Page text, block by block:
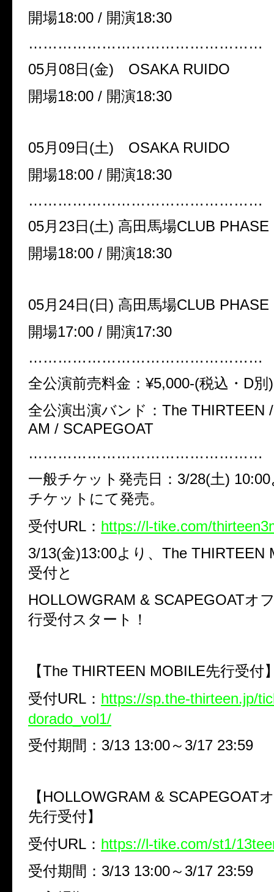
開場18:00 / 開演18:30
…………………………………………
05月08日(金) OSAKA RUIDO
開場18:00 / 開演18:30
05月09日(土) OSAKA RUIDO
開場18:00 / 開演18:30
…………………………………………
05月23日(土) 高田馬場CLUB PHASE
開場18:00 / 開演18:30
05月24日(日) 高田馬場CLUB PHASE
開場17:00 / 開演17:30
…………………………………………
全公演前売料金：¥5,000-(税込・D別)
全公演出演バンド：The THIRTEEN
AM / SCAPEGOAT
…………………………………………
一般チケット発売日：3/28(土)
チケットにて発売。
受付URL： https://l-tike.com/
3/13(金)13:00より、The THIRTEEN
受付と
HOLLOWGRAM & SCAPEGOATオ
行受付スタート！
【The THIRTEEN MOBILE先行受付
受付URL： https://sp.the-thirteen.jp/
dorado_vol1/
受付期間：3/13 13:00～3/17 23:59
【 HOLLOWGRAM & SCAPEGOAT
先行受付】
受付URL： https://l-tike.com/st1/
受付期間：3/13 13:00～3/17 23:59